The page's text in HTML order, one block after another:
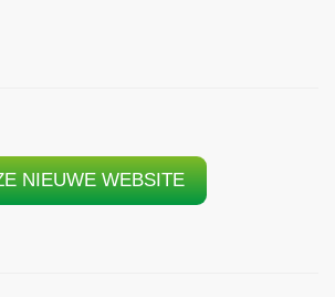
NIEUWE WEBSITE